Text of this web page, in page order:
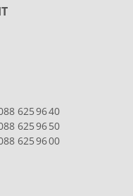
625 96 40
625 96 50
625 96 00